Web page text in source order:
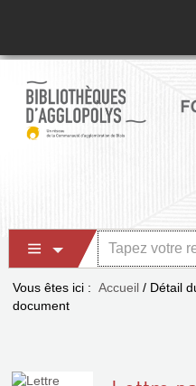
Vous êtes ici : Accueil / Détail
document